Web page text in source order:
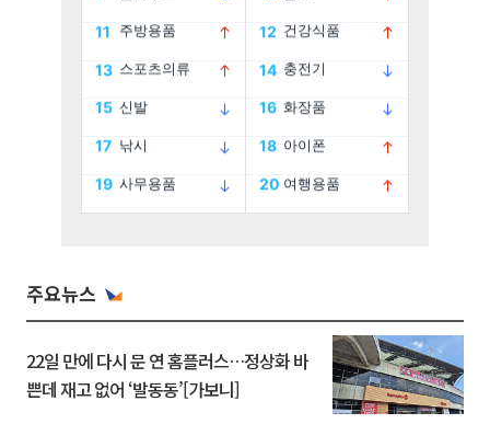
주요뉴스
22일 만에 다시 문 연 홈플러스…정상화 바
쁜데 재고 없어 ‘발동동’[가보니]